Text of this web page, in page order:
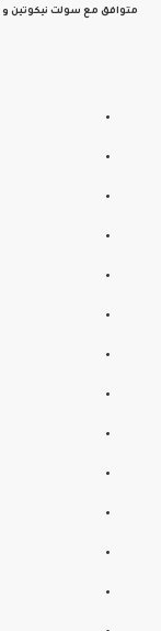
متوافق مع سولت نيكوتين و